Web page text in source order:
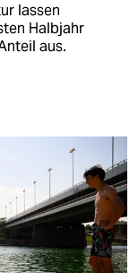
lassen
Halbjahr
aus.